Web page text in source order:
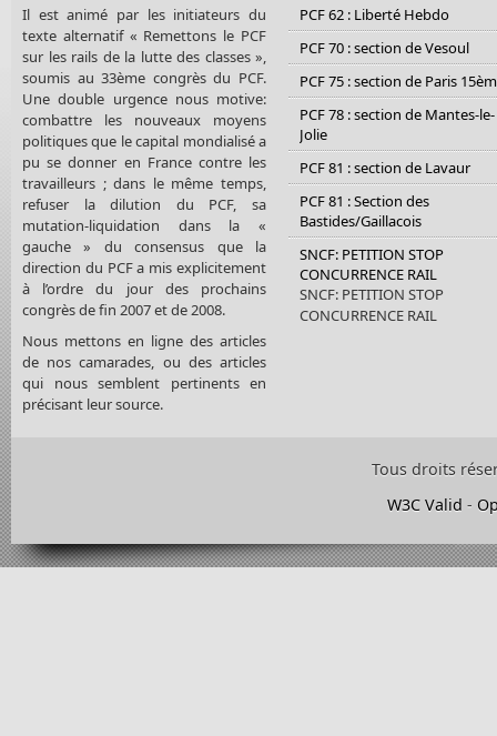
Il est animé par les initiateurs du
texte alternatif « Remettons le PCF
sur les rails de la lutte des classes »,
soumis au 33ème congrès du PCF.
Une double urgence nous motive:
combattre les nouveaux moyens
politiques que le capital mondialisé a
pu se donner en France contre les
travailleurs ; dans le même temps,
refuser la dilution du PCF, sa
mutation-liquidation dans la «
gauche » du consensus que la
direction du PCF a mis explicitement
à l’ordre du jour des prochains
congrès de fin 2007 et de 2008.
Nous mettons en ligne des articles
de nos camarades, ou des articles
qui nous semblent pertinents en
précisant leur source.
PCF 62 : Liberté Hebdo
PCF 70 : section de Vesoul
PCF 75 : section de Paris
PCF 78 : section de Mantes-le-
Jolie
PCF 81 : section de Lavaur
PCF 81 : Section des
Bastides/Gaillacois
SNCF: PETITION STOP
CONCURRENCE RAIL
SNCF: PETITION STOP
CONCURRENCE RAIL
Tous droits
W3C Valid -